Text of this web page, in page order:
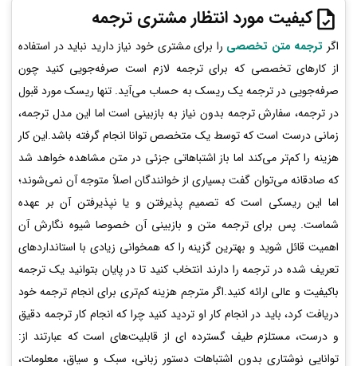
کیفیت مورد انتظار مشتری ترجمه
اگر ترجمه متن تخصصی را برای مشتری خود نیاز دارید نباید در استفاده
از کارهای تخصصی که برای ترجمه لازم است صرفه‌جویی کنید چون
صرفه‌جویی در ترجمه یک ریسک به حساب می‌آید. تنها ریسک مورد قبول
در ترجمه، سفارش ترجمه بدون نیاز به بازبینی است اما این مدل ترجمه،
زمانی درست است که توسط یک متخصص توانا انجام گرفته باشد.این کار
هزینه را کم‌تر می‌کند اما باز اشتباهاتی جزئی در متن مشاهده خواهد شد
که صادقانه می‌توان گفت بسیاری از خوانندگان اصلاً متوجه آن نمی‌شوند؛
اما این ریسکی است که تصمیم پذیرفتن و یا نپذیرفتن آن بر عهده
شماست. پس برای ترجمه متن و بازبینی آن خصوصا شیوه نگارش آن
اهمیت قائل شوید و بهترین گزینه را که همخوانی زیادی با استانداردهای
تعریف شده در ترجمه را دارند انتخاب کنید تا در پایان بتوانید یک ترجمه
باکیفیت و عالی ارائه کنید.اگر مترجم هزینه کم‌تری برای انجام ترجمه خود
دریافت کرد، باید در انجام کار او تردید کنید چرا که انجام کار ترجمه دقیق
و درست، مستلزم طیف گسترده ای از قابلیت‌های است که عبارتند از:
توانایی نوشتاری بدون اشتباهات دستور زبانی، سبک و سیاق، معلومات،